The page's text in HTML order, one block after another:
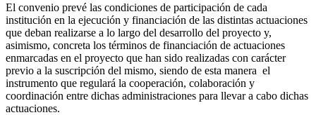
El convenio prevé las condiciones de participación de cada
institución en la ejecución y financiación de las distintas actuaciones
que deban realizarse a lo largo del desarrollo del proyecto y,
asimismo, concreta los términos de financiación de actuaciones
enmarcadas en el proyecto que han sido realizadas con carácter
previo a la suscripción del mismo, siendo de esta manera el
instrumento que regulará la cooperación, colaboración y
coordinación entre dichas administraciones para llevar a cabo dichas
actuaciones.